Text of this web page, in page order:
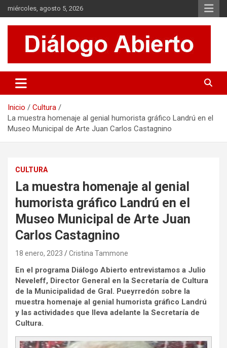
Saltar
al
contenido
miércoles, agosto 5, 2026
Diálogo Abierto
Se tratan diversos temas de actualidad buscando hacer un
aporte a la sociedad, brindando información relevante de lo que
Inicio
Cultura
La muestra homenaje al genial humorista gráfico Landrú en el
Museo Municipal de Arte Juan Carlos Castagnino
CULTURA
La muestra homenaje al genial
humorista gráfico Landrú en el
Museo Municipal de Arte Juan
Carlos Castagnino
18 enero, 2023 Cristina Tammone
En el programa Diálogo Abierto entrevistamos a Julio
Neveleff, Director General en la Secretaría de Cultura
de la Municipalidad de Gral. Pueyrredón sobre la
muestra homenaje al genial humorista gráfico Landrú
y las actividades que lleva adelante la Secretaría de
Cultura.